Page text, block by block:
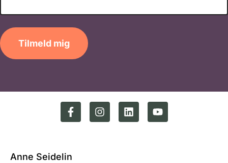
Tilmeld mig
Anne Seidelin